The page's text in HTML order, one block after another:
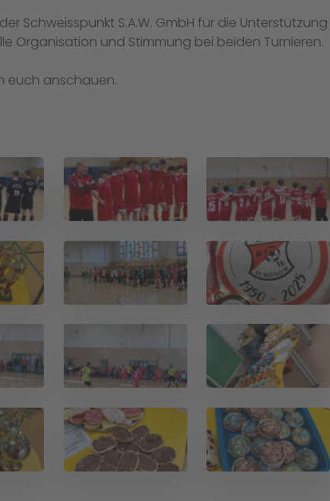
Schweisspunkt S.A.W. GmbH für die Unterstützung
Organisation und Stimmung bei beiden Turnieren.
euch anschauen.